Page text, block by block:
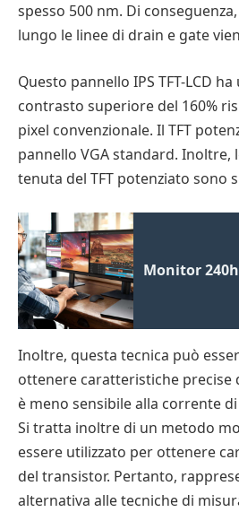
spesso 500 nm. Di
lungo le linee di drain e gate
Questo pannello IPS TFT-LCD
contrasto superiore del 160%
pixel convenzionale. Il TFT
pannello VGA standard. Inoltre,
tenuta del TFT potenziato sono
Monitor
Inoltre, questa tecnica può
ottenere caratteristiche precise
è meno sensibile alla corrente
Si tratta inoltre di un metodo
essere utilizzato per ottenere
del transistor. Pertanto,
alternativa alle tecniche di